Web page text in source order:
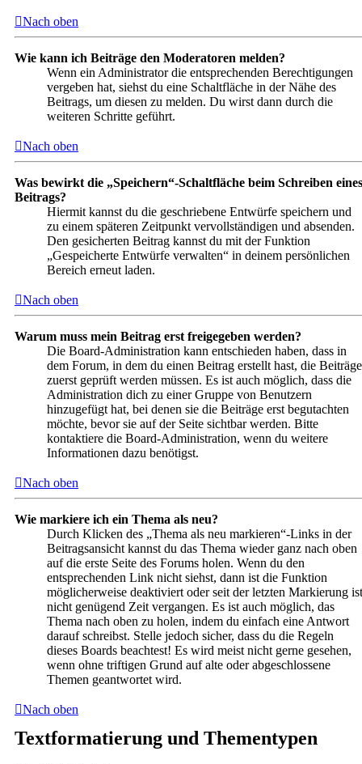
Nach oben
Wie kann ich Beiträge den Moderatoren melden?
Wenn ein Administrator die entsprechenden Berechtigungen
vergeben hat, siehst du eine Schaltfläche in der Nähe des
Beitrags, um diesen zu melden. Du wirst dann durch die
weiteren Schritte geführt.
Nach oben
Was bewirkt die „Speichern“-Schaltfläche beim Schreiben eines
Beitrags?
Hiermit kannst du die geschriebene Entwürfe speichern und
zu einem späteren Zeitpunkt vervollständigen und absenden.
Den gesicherten Beitrag kannst du mit der Funktion
„Gespeicherte Entwürfe verwalten“ in deinem persönlichen
Bereich erneut laden.
Nach oben
Warum muss mein Beitrag erst freigegeben werden?
Die Board-Administration kann entschieden haben, dass in
dem Forum, in dem du einen Beitrag erstellt hast, die Beiträge
zuerst geprüft werden müssen. Es ist auch möglich, dass die
Administration dich zu einer Gruppe von Benutzern
hinzugefügt hat, bei denen sie die Beiträge erst begutachten
möchte, bevor sie auf der Seite sichtbar werden. Bitte
kontaktiere die Board-Administration, wenn du weitere
Informationen dazu benötigst.
Nach oben
Wie markiere ich ein Thema als neu?
Durch Klicken des „Thema als neu markieren“-Links in der
Beitragsansicht kannst du das Thema wieder ganz nach oben
auf die erste Seite des Forums holen. Wenn du den
entsprechenden Link nicht siehst, dann ist die Funktion
möglicherweise deaktiviert oder seit der letzten Markierung ist
nicht genügend Zeit vergangen. Es ist auch möglich, das
Thema nach oben zu holen, indem du einfach eine Antwort
darauf schreibst. Stelle jedoch sicher, dass du die Regeln
dieses Boards beachtest! Es wird meist nicht gerne gesehen,
wenn ohne triftigen Grund auf alte oder abgeschlossene
Themen geantwortet wird.
Nach oben
Textformatierung und Thementypen